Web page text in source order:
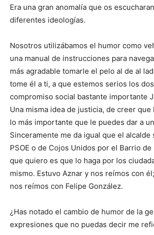
Era una gran anomalía que os
diferentes ideologías.
Nosotros utilizábamos el humor como
una manual de instrucciones para
más agradable tomarle el pelo al de al
tome él a ti, a que estemos serios los
compromiso social bastante importante
Una misma idea de justicia, de creer que
lo más importante que le puedes dar a
Sinceramente me da igual que el alcalde
PSOE o de Cojos Unidos por el Barrio de
que quiero es que lo haga por los
mismo. Estuvo Aznar y nos reímos con
nos reímos con Felipe González.
¿Has notado el cambio de humor de la
expresiones que no puedas decir me